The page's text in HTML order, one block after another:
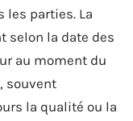
les parties. La
selon la date des
au moment du
souvent
la qualité ou la